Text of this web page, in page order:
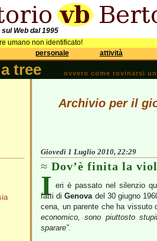
Web dal 1995
umano non identificato!
personale attività
tree ovvero come rovinarsi
Archivio per il
Giovedì 1 Luglio 2010, 22:29
Dov’è finita la
I eri è passato nel silenzio
fatti diGenovadel 30 giugno
cena, un parente che ha vissuto
economico, sono piuttosto
sparare”.